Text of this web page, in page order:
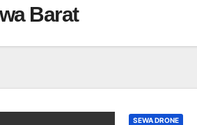
Barat
SEWA DRONE